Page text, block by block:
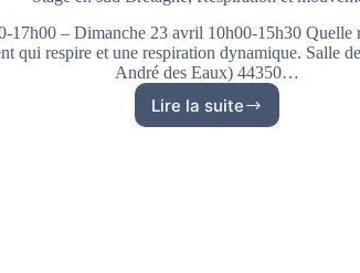
– Dimanche 23 avril 10h00-15h30 Quelle
qui respire et une respiration dynamique. Salle
André des Eaux) 44350…
Lire la suite
Stage